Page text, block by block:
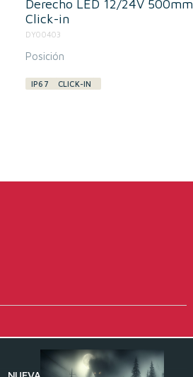
Derecho LED 12/24V 500mm
Click-in
DY00403
Posición
IP67 CLICK-IN